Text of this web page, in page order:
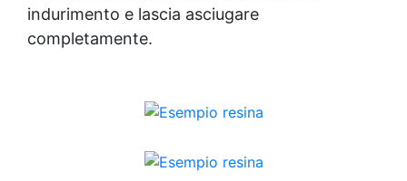
indurimento e lascia asciugare
completamente.